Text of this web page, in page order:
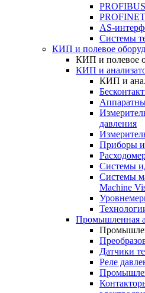
PROFIBUS
PROFINET
AS-
Системы
КИП и полевое
КИП и полевое
КИП и
КИП и
давления
Приборы
Системы
Системы
Machine
Промышленная
Датчики
Реле